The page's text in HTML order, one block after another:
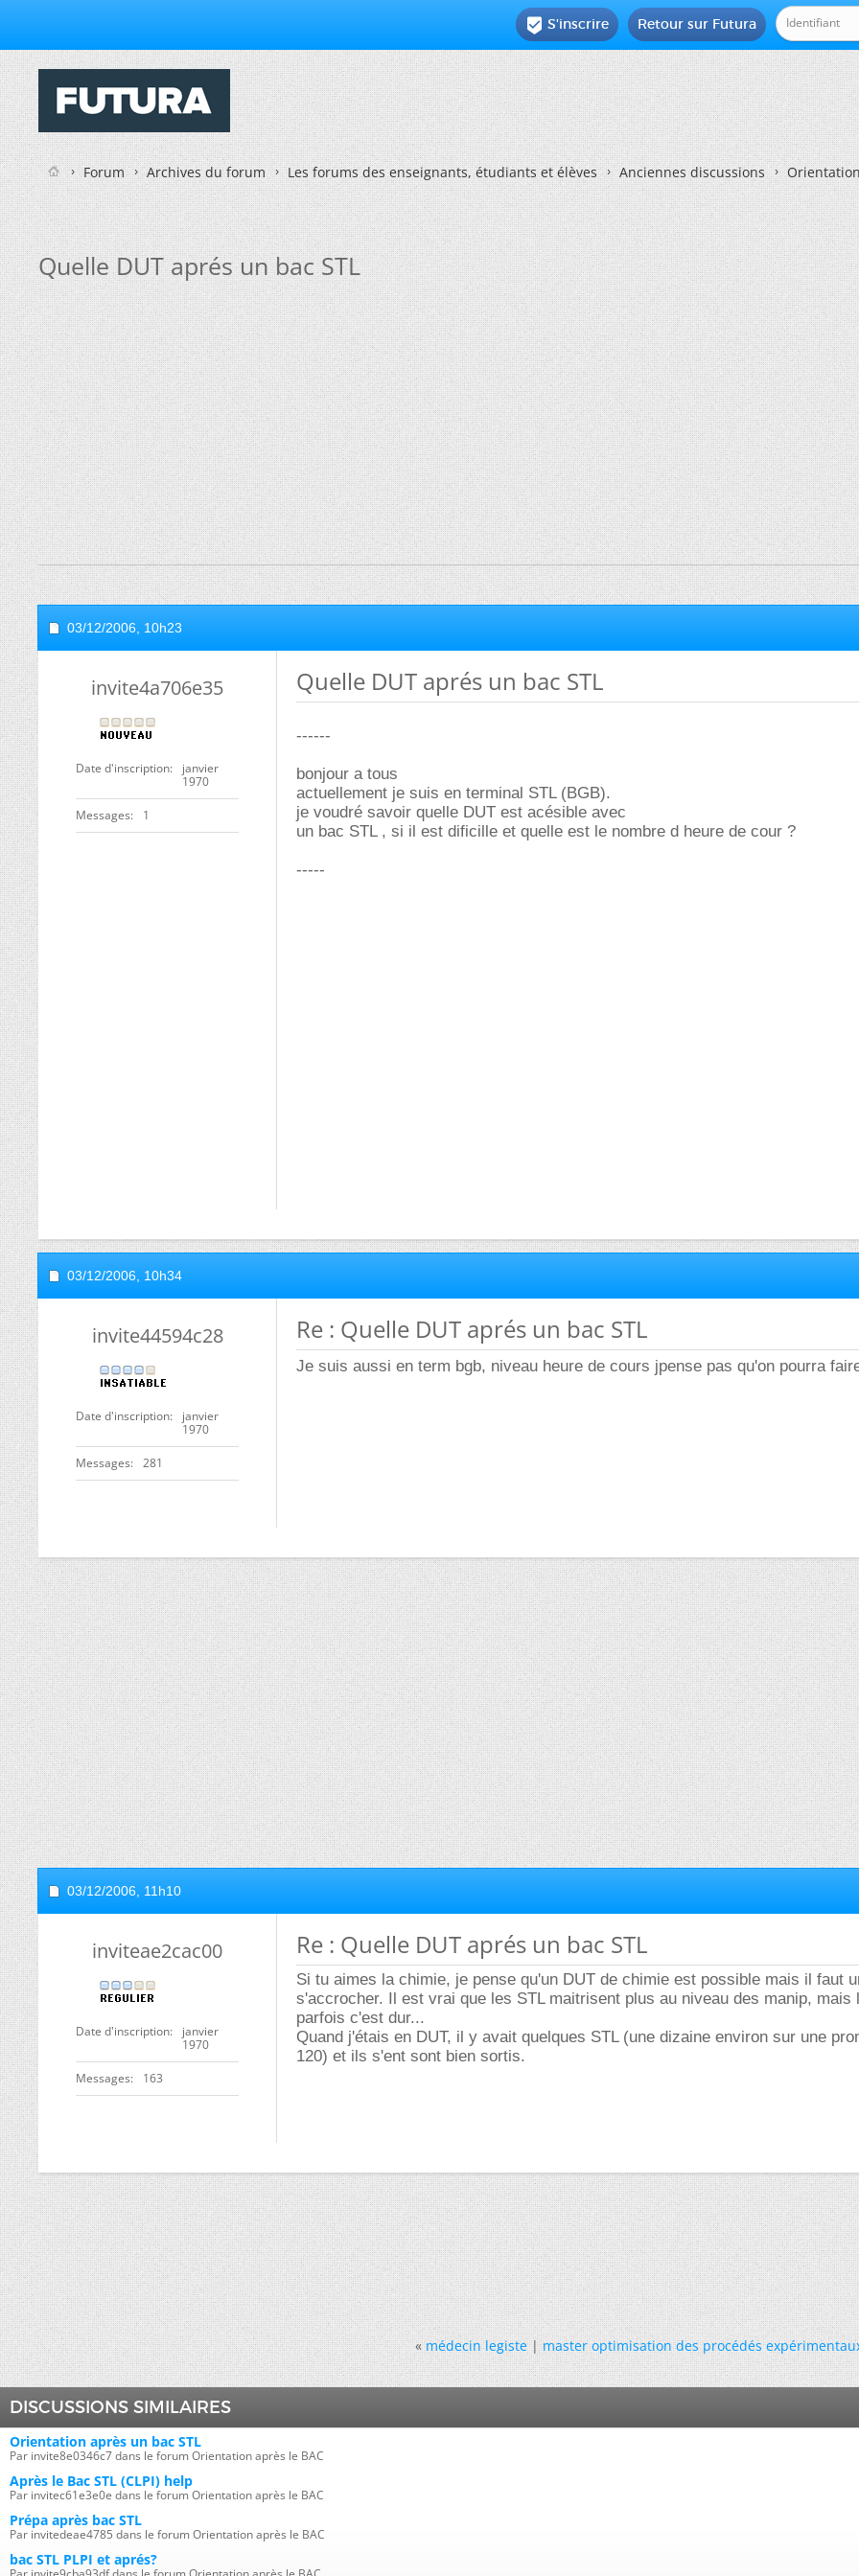
Retour sur Futura
 S'inscrire
Forum Archives du forum Les forums des enseignants, étudiants et élèves Anciennes discussions
Quelle DUT aprés un bac STL
03/12/2006, 10h23
invite4a706e35
Date d'inscription
janvier
1970
Messages 1
Quelle DUT aprés un bac STL
------
bonjour a tous
actuellement je suis en terminal STL (BGB).
je voudré savoir quelle DUT est acésible avec
un bac STL , si il est dificille et quelle est le nombre d heure de cour ?
-----
03/12/2006, 10h34
invite44594c28
Date d'inscription
janvier
1970
Messages 281
Re : Quelle DUT aprés un bac STL
Je suis aussi en term bgb, niveau heure de cours jpense pas qu'on pourra
03/12/2006, 11h10
inviteae2cac00
Date d'inscription
janvier
1970
Messages 163
Re : Quelle DUT aprés un bac STL
Si tu aimes la chimie, je pense qu'un DUT de chimie est possible mais il faut
s'accrocher. Il est vrai que les STL maitrisent plus au niveau des manip, mais
parfois c'est dur...
Quand j'étais en DUT, il y avait quelques STL (une dizaine environ sur une
120) et ils s'ent sont bien sortis.
« médecin legiste|master optimisation des procédés
DISCUSSIONS SIMILAIRES
Orientation après un bac STL
Par invite8e0346c7 dans le forum Orientation après le BAC
Après le Bac STL (CLPI) help
Par invitec61e3e0e dans le forum Orientation après le BAC
Prépa après bac STL
Par invitedeae4785 dans le forum Orientation après le BAC
bac STL PLPI et aprés?